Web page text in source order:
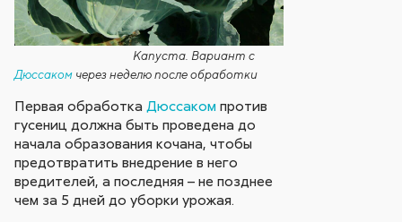
Капуста. Вариант с
Дюссаком через неделю после обработки
Первая обработкаДюссаком против
гусениц должна быть проведена до
начала образования кочана, чтобы
предотвратить внедрение в него
вредителей, а последняя – не позднее
чем за 5 дней до уборки урожая.